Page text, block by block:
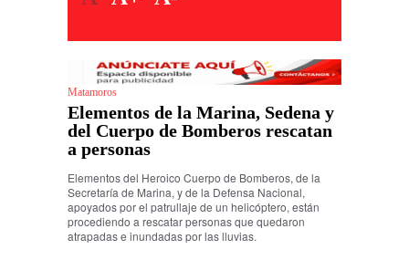
Matamoros
Elementos de la Marina, Sedena y
del Cuerpo de Bomberos rescatan
a personas
Elementos del Heroico Cuerpo de Bomberos, de la
Secretaría de Marina, y de la Defensa Nacional,
apoyados por el patrullaje de un helicóptero, están
procediendo a rescatar personas que quedaron
atrapadas e inundadas por las lluvias.